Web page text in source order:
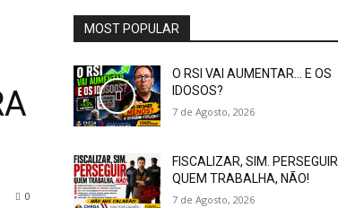
0
MOST POPULAR
O RSI VAI AUMENTAR… E OS
IDOSOS?
7 de Agosto, 2026
FISCALIZAR, SIM. PERSEGUIR
QUEM TRABALHA, NÃO!
7 de Agosto, 2026